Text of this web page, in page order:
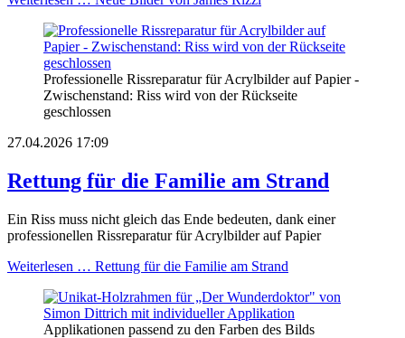
Professionelle Rissreparatur für Acrylbilder auf Papier -
Zwischenstand: Riss wird von der Rückseite
geschlossen
27.04.2026 17:09
Rettung für die Familie am Strand
Ein Riss muss nicht gleich das Ende bedeuten, dank einer
professionellen Rissreparatur für Acrylbilder auf Papier
Weiterlesen … Rettung für die Familie am Strand
Applikationen passend zu den Farben des Bilds